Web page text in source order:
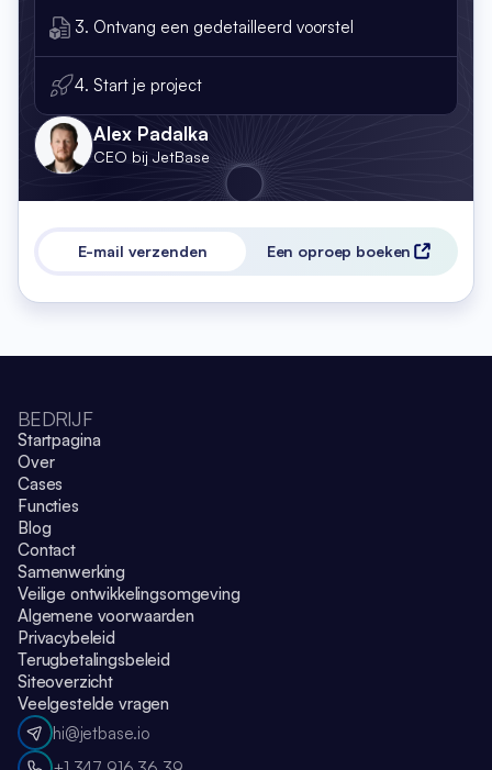
3. Ontvang een gedetailleerd voorstel
4. Start je project
Alex Padalka
CEO bij JetBase
E-mail verzenden Een oproep boeken
BEDRIJF
Startpagina
Over
Cases
Functies
Blog
Contact
Samenwerking
Veilige ontwikkelingsomgeving
Algemene voorwaarden
Privacybeleid
Terugbetalingsbeleid
Siteoverzicht
Veelgestelde vragen
hi@jetbase.io